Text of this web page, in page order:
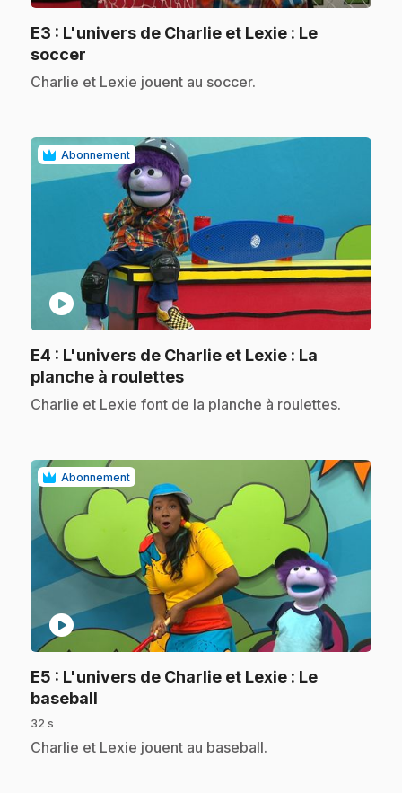
E3 : L'univers de Charlie et Lexie : Le
soccer
.Charlie et Lexie jouent au soccer.
Abonnement
play_circle
E4 : L'univers de Charlie et Lexie : La
planche à roulettes.
.Charlie et Lexie font de la planche à roulettes.
Abonnement
play_circle
E5 : L'univers de Charlie et Lexie : Le
baseball
32 s
.Charlie et Lexie jouent au baseball.